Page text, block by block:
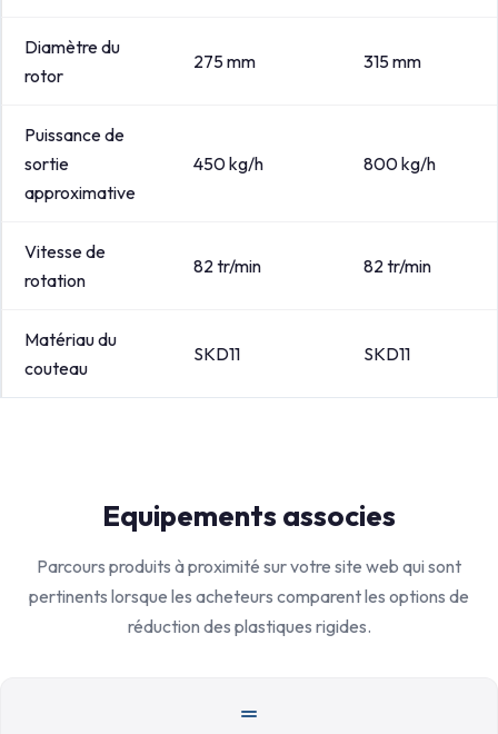
Diamètre du
rotor
275 mm 315 mm
Puissance de
sortie
approximative
450 kg/h 800 kg/h
Vitesse de
rotation
82 tr/min 82 tr/min
Matériau du
couteau
SKD11 SKD11
Equipements associes
Parcours produits à proximité sur votre site web qui sont
pertinents lorsque les acheteurs comparent les options de
réduction des plastiques rigides.